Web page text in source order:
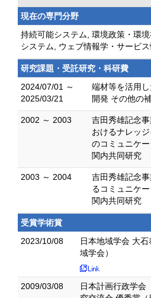
現在の専門分野
持続可能システム, 環境政策・環
システム, ウェブ情報学・サービ
研究課題・受託研究・科研費
2024/07/01 ～
2025/03/21
端材等を活用
開発 その他の
2002 ～ 2003
吉田秀雄記念
おけるナレッ
のコミュニケ
関内共同研究
2003 ～ 2004
吉田秀雄記念
るコミュニケ
関内共同研究
受賞学術賞
2023/10/08
日本地域学会 大
域学会）
2009/03/08
日本計画行政学